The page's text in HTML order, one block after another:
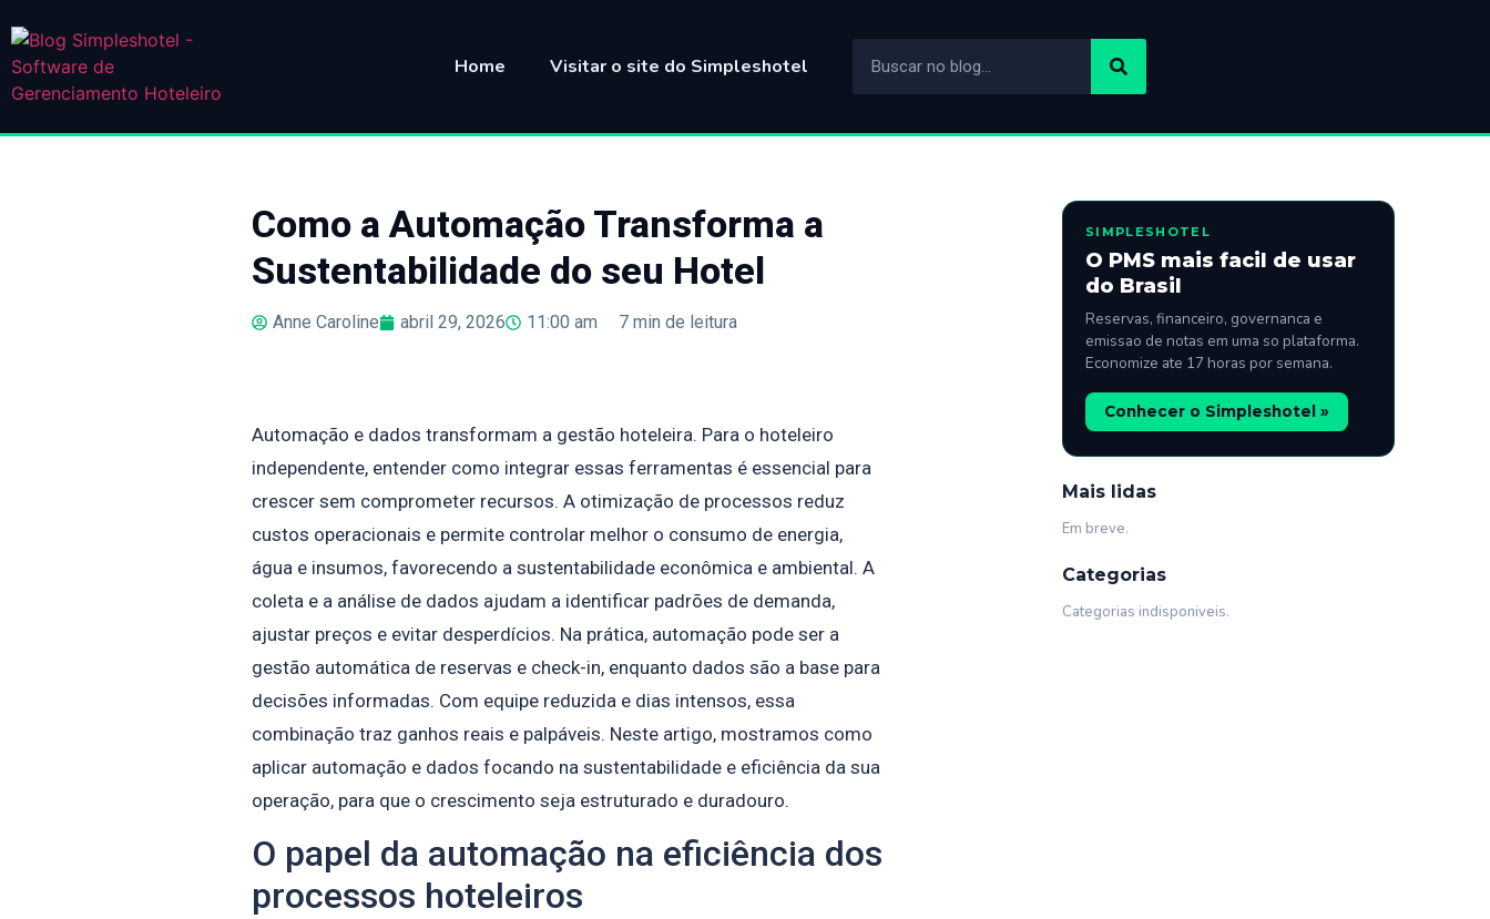
Home Visitar o site do Simpleshotel
Como a Automação Transforma a
Sustentabilidade do seu Hotel
Anne Caroline abril 29, 2026 11:00 am 7 min de leitura
Automação e dados transformam a gestão hoteleira. Para o hoteleiro
independente, entender como integrar essas ferramentas é essencial para
crescer sem comprometer recursos. A otimização de processos reduz
custos operacionais e permite controlar melhor o consumo de energia,
água e insumos, favorecendo a sustentabilidade econômica e ambiental. A
coleta e a análise de dados ajudam a identificar padrões de demanda,
ajustar preços e evitar desperdícios. Na prática, automação pode ser a
gestão automática de reservas e check-in, enquanto dados são a base para
decisões informadas. Com equipe reduzida e dias intensos, essa
combinação traz ganhos reais e palpáveis. Neste artigo, mostramos como
aplicar automação e dados focando na sustentabilidade e eficiência da sua
operação, para que o crescimento seja estruturado e duradouro.
O papel da automação na eficiência dos
processos hoteleiros
SIMPLESHOTEL
O PMS mais facil de usar
do Brasil
Reservas, financeiro, governanca e
emissao de notas em uma so plataforma.
Economize ate 17 horas por semana.
Conhecer o Simpleshotel »
Mais lidas
Em breve.
Categorias
Categorias indisponiveis.